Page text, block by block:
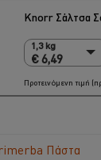
Knorr Σάλτσα
1,3 kg
€ 6,49
1,3 kg
€ 6,49
6 x 1,3 Kg
€ 38,94
Προτεινόμενη τιμή
Πάστα